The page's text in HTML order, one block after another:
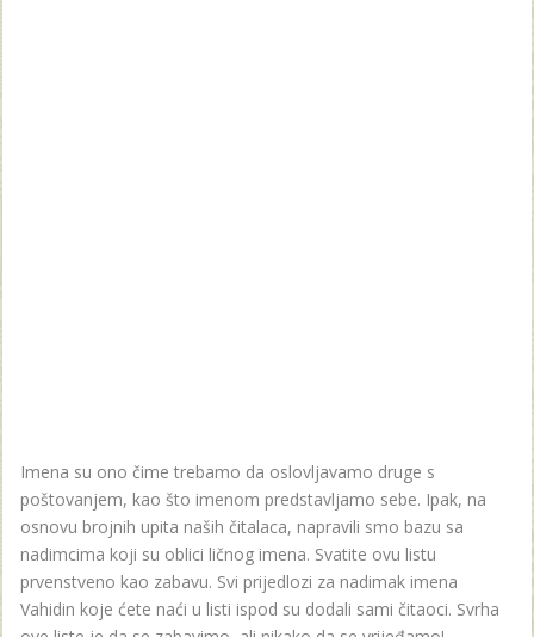
Imena su ono čime trebamo da oslovljavamo druge s
poštovanjem, kao što imenom predstavljamo sebe. Ipak, na
osnovu brojnih upita naših čitalaca, napravili smo bazu sa
nadimcima koji su oblici ličnog imena. Svatite ovu listu
prvenstveno kao zabavu. Svi prijedlozi za nadimak imena
Vahidin koje ćete naći u listi ispod su dodali sami čitaoci. Svrha